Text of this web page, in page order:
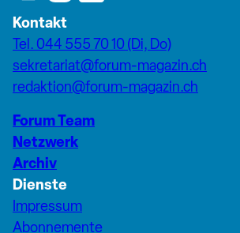
Kontakt
Tel. 044 555 70 10 (Di, Do)
sekretariat@forum-magazin.ch
redaktion@forum-magazin.ch
Forum Team
Netzwerk
Archiv
Dienste
Impressum
Abonnemente